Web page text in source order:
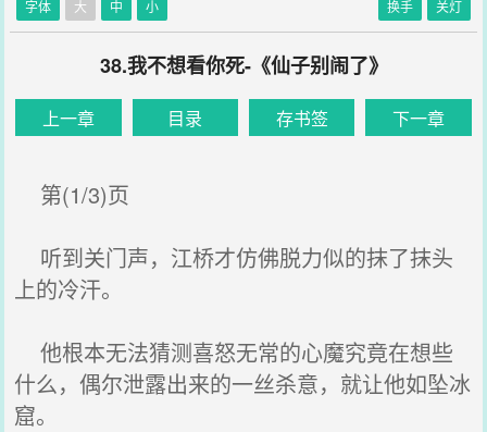
字体 大 中 小 换手 关灯
38.我不想看你死-《仙子别闹了》
上一章 目录 存书签 下一章
第(1/3)页
听到关门声，江桥才仿佛脱力似的抹了抹头
上的冷汗。
他根本无法猜测喜怒无常的心魔究竟在想些
什么，偶尔泄露出来的一丝杀意，就让他如坠冰
窟。